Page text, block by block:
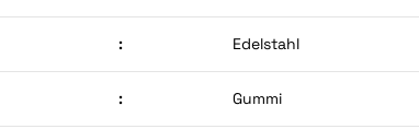
: Edelstahl
: Gummi